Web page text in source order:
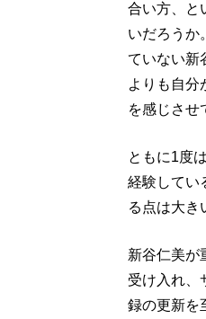
合い方、と
いだろうか
ていない新
よりも自分
を感じさせ
ともに1度
経験してい
る点は大き
新谷仁美が
受け入れ、
録の更新を